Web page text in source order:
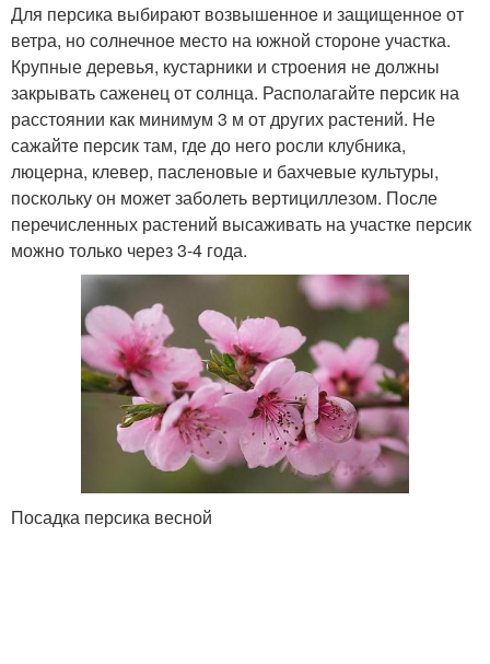
Для персика выбирают возвышенное и защищенное от
ветра, но солнечное место на южной стороне участка.
Крупные деревья, кустарники и строения не должны
закрывать саженец от солнца. Располагайте персик на
расстоянии как минимум 3 м от других растений. Не
сажайте персик там, где до него росли клубника,
люцерна, клевер, пасленовые и бахчевые культуры,
поскольку он может заболеть вертициллезом. После
перечисленных растений высаживать на участке персик
можно только через 3-4 года.
Посадка персика весной